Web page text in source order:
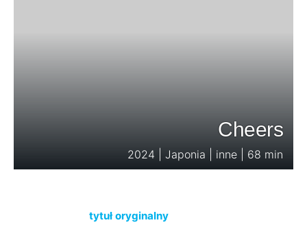
Cheers
2024 | Japonia | inne | 68 min
tytuł oryginalny